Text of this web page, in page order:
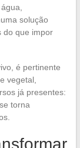
solução
do que impor
é pertinente
vegetal,
já presentes:
torna